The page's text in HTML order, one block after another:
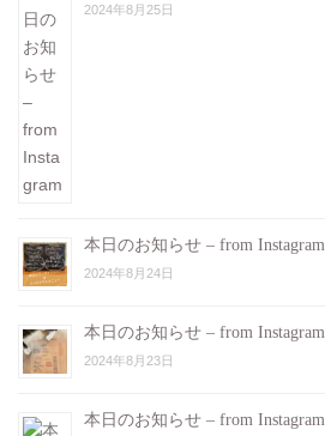
2024年8月25日
本日のお知らせ – from Instagram
2024年8月24日
本日のお知らせ – from Instagram
2024年8月23日
本日のお知らせ – from Instagram